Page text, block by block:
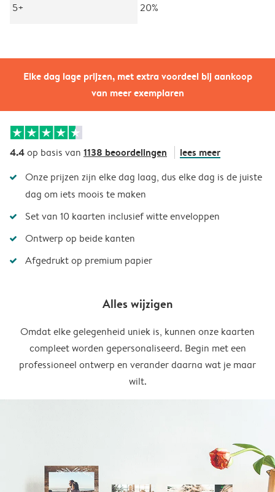
Elke dag lage prijzen, met extra voordeel bij aankoop
van meer exemplaren
5+
20%
4.4op basis van 1138 beoordelingen lees meer
Onze prijzen zijn elke dag laag, dus elke dag is de juiste
dag om iets moois te maken
Set van 10 kaarten inclusief witte enveloppen
Ontwerp op beide kanten
Afgedrukt op premium papier
Alles wijzigen
Omdat elke gelegenheid uniek is, kunnen onze kaarten
compleet worden gepersonaliseerd. Begin met een
professioneel ontwerp en verander daarna wat je maar
wilt.